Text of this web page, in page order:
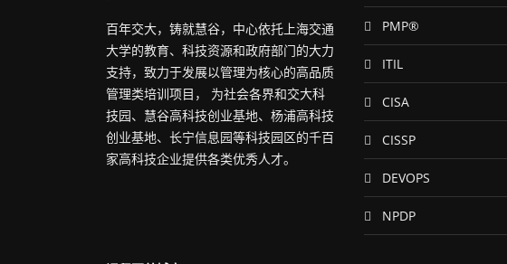
百年交大，铸就慧谷，中心依托上海交通
大学的教育、科技资源和政府部门的大力
支持，致力于发展以管理为核心的高品质
管理类培训项目， 为社会各界和交大科
技园、慧谷高科技创业基地、杨浦高科技
创业基地、长宁信息园等科技园区的千百
家高科技企业提供各类优秀人才。
PMP®
ITIL
CISA
CISSP
DEVOPS
NPDP